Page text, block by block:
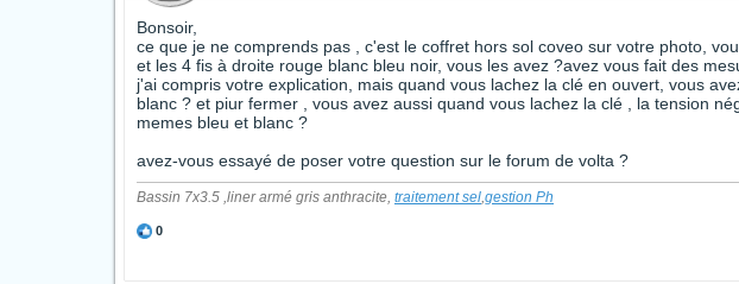
Bonsoir,
ce que je ne comprends pas , c'est le coffret hors sol coveo sur votre photo,
et les 4 fis à droite rouge blanc bleu noir, vous les avez ?avez vous fait des
j'ai compris votre explication, mais quand vous lachez la clé en ouvert, vous
blanc ? et piur fermer , vous avez aussi quand vous lachez la clé , la tension
memes bleu et blanc ?
avez-vous essayé de poser votre question sur le forum de volta ?
Bassin 7x3.5 ,liner armé gris anthracite, traitement sel,gestion Ph
0